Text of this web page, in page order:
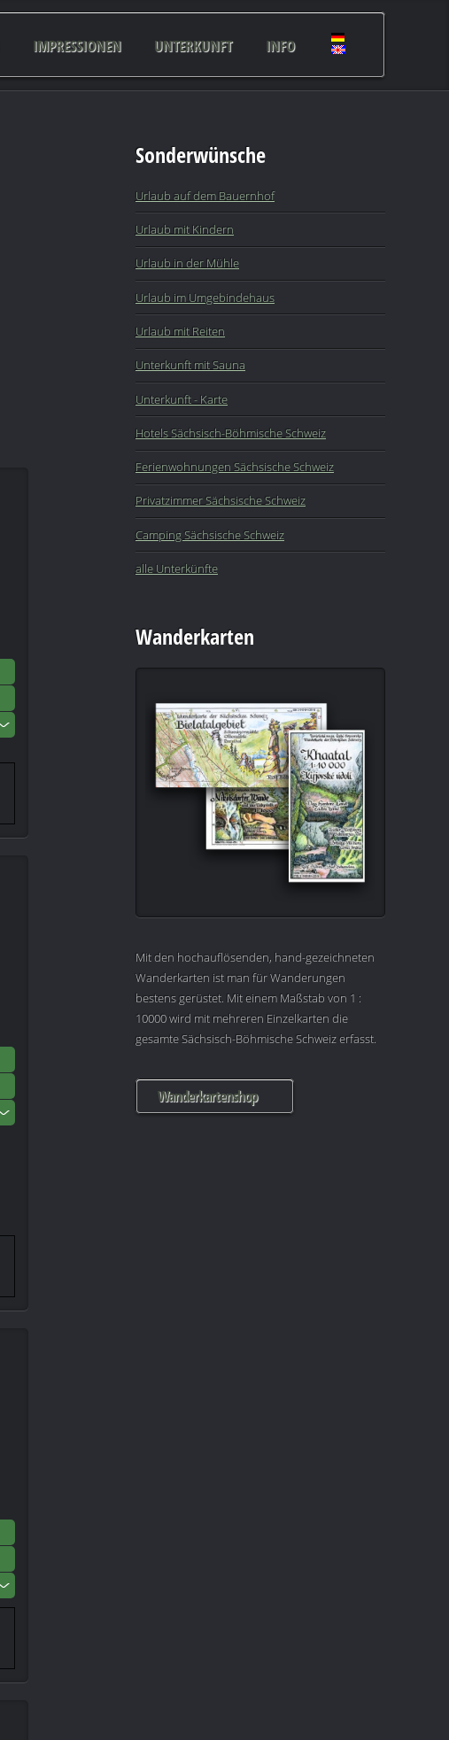
IMPRESSIONEN UNTERKUNFT INFO
Sonderwünsche
Urlaub auf dem Bauernhof
Urlaub mit Kindern
Urlaub in der Mühle
Urlaub im Umgebindehaus
Urlaub mit Reiten
Unterkunft mit Sauna
Unterkunft - Karte
Hotels Sächsisch-Böhmische Schweiz
Ferienwohnungen Sächsische Schweiz
Privatzimmer Sächsische Schweiz
Camping Sächsische Schweiz
alle Unterkünfte
Wanderkarten
Mit den hochauflösenden, hand-gezeichneten
Wanderkarten ist man für Wanderungen
bestens gerüstet. Mit einem Maßstab von 1 :
10000 wird mit mehreren Einzelkarten die
gesamte Sächsisch-Böhmische Schweiz erfasst.
Wanderkartenshop